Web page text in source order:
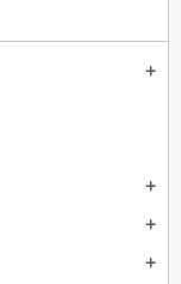
add
add
add
add